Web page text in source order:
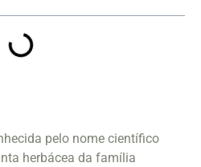
pelo nome científico
herbácea da família